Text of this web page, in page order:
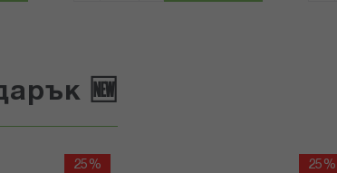
🆕
25%
25%